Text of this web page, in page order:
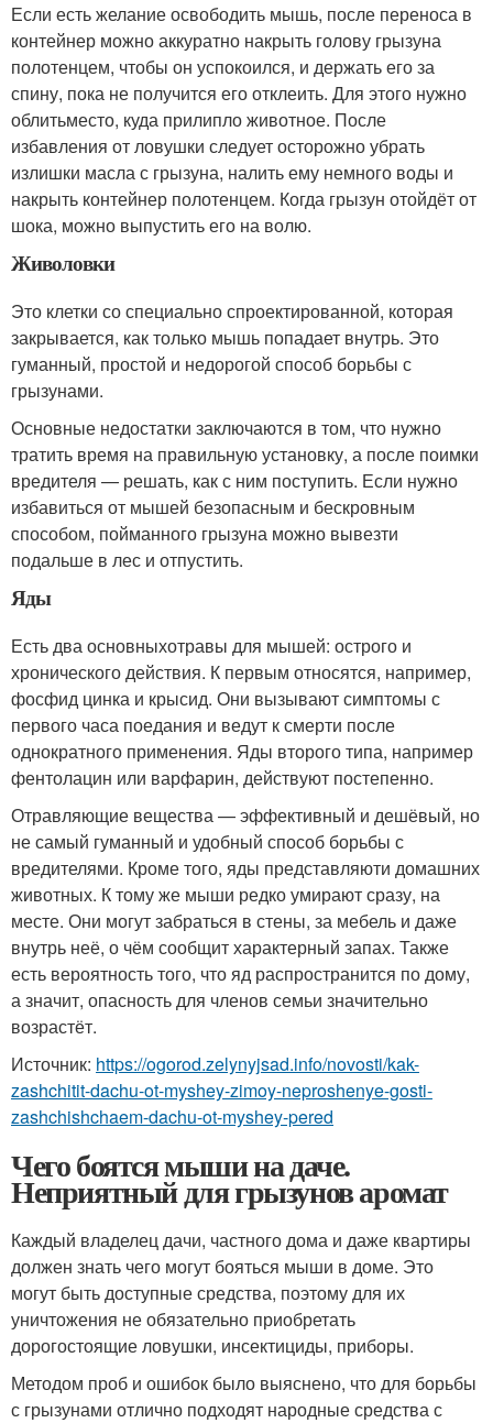
Если есть желание освободить мышь, после переноса в
контейнер можно аккуратно накрыть голову грызуна
полотенцем, чтобы он успокоился, и держать его за
спину, пока не получится его отклеить. Для этого нужно
облитьместо, куда прилипло животное. После
избавления от ловушки следует осторожно убрать
излишки масла с грызуна, налить ему немного воды и
накрыть контейнер полотенцем. Когда грызун отойдёт от
шока, можно выпустить его на волю.
Живоловки
Это клетки со специально спроектированной, которая
закрывается, как только мышь попадает внутрь. Это
гуманный, простой и недорогой способ борьбы с
грызунами.
Основные недостатки заключаются в том, что нужно
тратить время на правильную установку, а после поимки
вредителя — решать, как с ним поступить. Если нужно
избавиться от мышей безопасным и бескровным
способом, пойманного грызуна можно вывезти
подальше в лес и отпустить.
Яды
Есть два основныхотравы для мышей: острого и
хронического действия. К первым относятся, например,
фосфид цинка и крысид. Они вызывают симптомы с
первого часа поедания и ведут к смерти после
однократного применения. Яды второго типа, например
фентолацин или варфарин, действуют постепенно.
Отравляющие вещества — эффективный и дешёвый, но
не самый гуманный и удобный способ борьбы с
вредителями. Кроме того, яды представляюти домашних
животных. К тому же мыши редко умирают сразу, на
месте. Они могут забраться в стены, за мебель и даже
внутрь неё, о чём сообщит характерный запах. Также
есть вероятность того, что яд распространится по дому,
а значит, опасность для членов семьи значительно
возрастёт.
Источник: https://ogorod.zelynyjsad.info/novosti/kak-
zashchitit-dachu-ot-myshey-zimoy-neproshenye-gosti-
zashchishchaem-dachu-ot-myshey-pered
Чего боятся мыши на даче.
Неприятный для грызунов аромат
Каждый владелец дачи, частного дома и даже квартиры
должен знать чего могут бояться мыши в доме. Это
могут быть доступные средства, поэтому для их
уничтожения не обязательно приобретать
дорогостоящие ловушки, инсектициды, приборы.
Методом проб и ошибок было выяснено, что для борьбы
с грызунами отлично подходят народные средства с